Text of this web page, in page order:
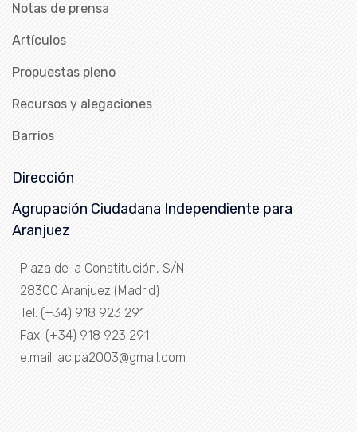
Notas de prensa
Artículos
Propuestas pleno
Recursos y alegaciones
Barrios
Dirección
Agrupación Ciudadana Independiente para
Aranjuez
Plaza de la Constitución, S/N
28300 Aranjuez (Madrid)
Tel: (+34) 918 923 291
Fax: (+34) 918 923 291
e.mail: acipa2003@gmail.com